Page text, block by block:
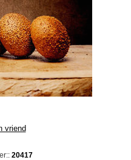
20417